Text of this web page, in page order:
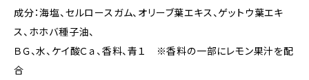
成分：海塩、セルロースガム、オリーブ葉エキス、ゲットウ葉エキ
ス、ホホバ種子油、
ＢＧ、水、ケイ酸Ｃａ、香料、青１ ※香料の一部にレモン果汁を配
合